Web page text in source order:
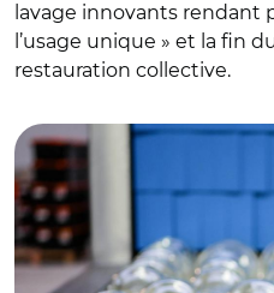
lavage innovants rendant
l’usage unique » et la fin
restauration collective.